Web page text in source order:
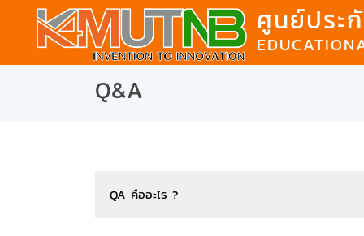
ศูนย์ประ
Q&A
QA คืออะไร ?